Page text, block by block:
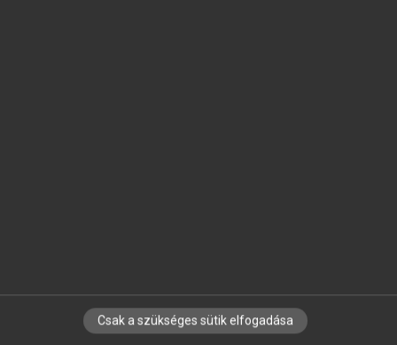
IRATKOZZ FEL HÍRLEVELÜNKRE!
Csak a szükséges sütik elfogadása